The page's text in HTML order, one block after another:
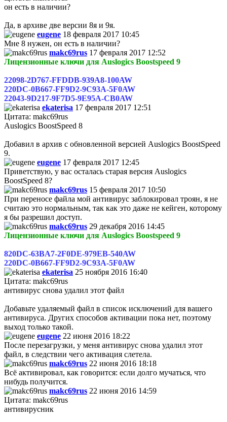
он есть в наличии?
Да, в архиве две версии 8я и 9я.
eugene 18 февраля 2017 10:45
Мне 8 нужен, он есть в наличии?
makc69rus 17 февраля 2017 12:52
Лицензионные ключи для Auslogics Boostspeed 9
22098-2D767-FFDDB-939A8-100AW
220DC-0B667-FF9D2-9C93A-5F0AW
22043-9D217-9F7D5-9E95A-CB0AW
ekaterisa 17 февраля 2017 12:51
Цитата: makc69rus
Auslogics BoostSpeed 8
Добавил в архив с обновленной версией Auslogics BoostSpeed
9.
eugene 17 февраля 2017 12:45
Приветствую, у вас осталась старая версия Auslogics
BoostSpeed 8?
makc69rus 15 февраля 2017 10:50
При переносе файла мой антивирус заблокировал троян, я не
считаю это нормальным, так как это даже не кейген, которому
я бы разрешил доступ.
makc69rus 29 декабря 2016 14:45
Лицензионные ключи для Auslogics Boostspeed 9
820DC-63BA7-2F0DE-979EB-540AW
220DC-0B667-FF9D2-9C93A-5F0AW
ekaterisa 25 ноября 2016 16:40
Цитата: makc69rus
антивирус снова удалил этот файл
Добавьте удаляемый файл в список исключений для вашего
антивируса. Других способов активации пока нет, поэтому
выход только такой.
eugene 22 июня 2016 18:22
После перезагрузки, у меня антивирус снова удалил этот
файл, в следствии чего активация слетела.
makc69rus 22 июня 2016 18:18
Всё активировал, как говорится: если долго мучаться, что
нибудь получится.
makc69rus 22 июня 2016 14:59
Цитата: makc69rus
антивирусник